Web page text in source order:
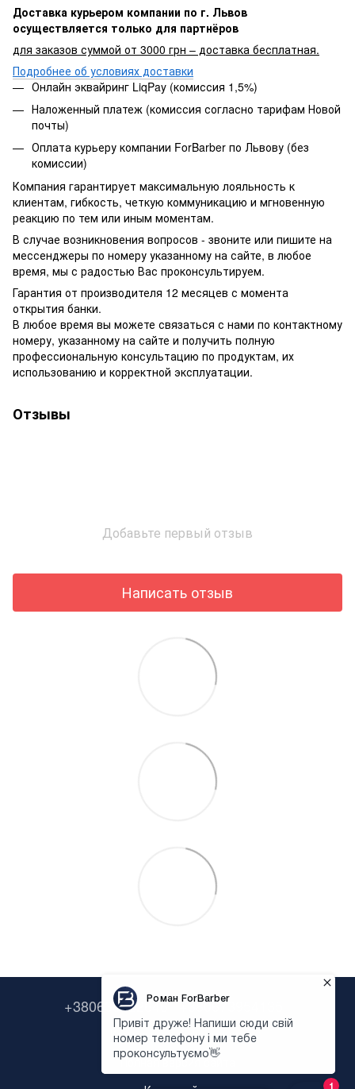
Доставка курьером компании по г. Львов
осуществляется только для партнёров
для заказов суммой от 3000 грн – доставка бесплатная.
Подробнее об условиях доставки
Онлайн эквайринг LiqPay (комиссия 1,5%)
Наложенный платеж (комиссия согласно тарифам Новой
почты)
Оплата курьеру компании ForBarber по Львову (без
комиссии)
Компания гарантирует максимальную лояльность к
клиентам, гибкость, четкую коммуникацию и мгновенную
реакцию по тем или иным моментам.
В случае возникновения вопросов - звоните или пишите на
мессенджеры по номеру указанному на сайте, в любое
время, мы с радостью Вас проконсультируем.
Гарантия от производителя 12 месяцев с момента
открытия банки.
В любое время вы можете связаться с нами по контактному
номеру, указанному на сайте и получить полную
профессиональную консультацию по продуктам, их
использованию и корректной эксплуатации.
Отзывы
Добавьте первый отзыв
Написать отзыв
+380638322646 +380673954135
Контактная информация
Полная версия сайта